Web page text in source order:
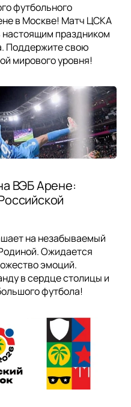
футбольного
в Москве! Матч ЦСКА
праздником
Поддержите свою
мирового уровня!
ВЭБ Арене:
на незабываемый
Ожидается
эмоций.
в сердце столицы и
футбола!